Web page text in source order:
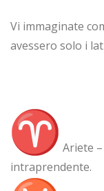
Vi immaginate
avessero solo i
Ariete
intraprendente.